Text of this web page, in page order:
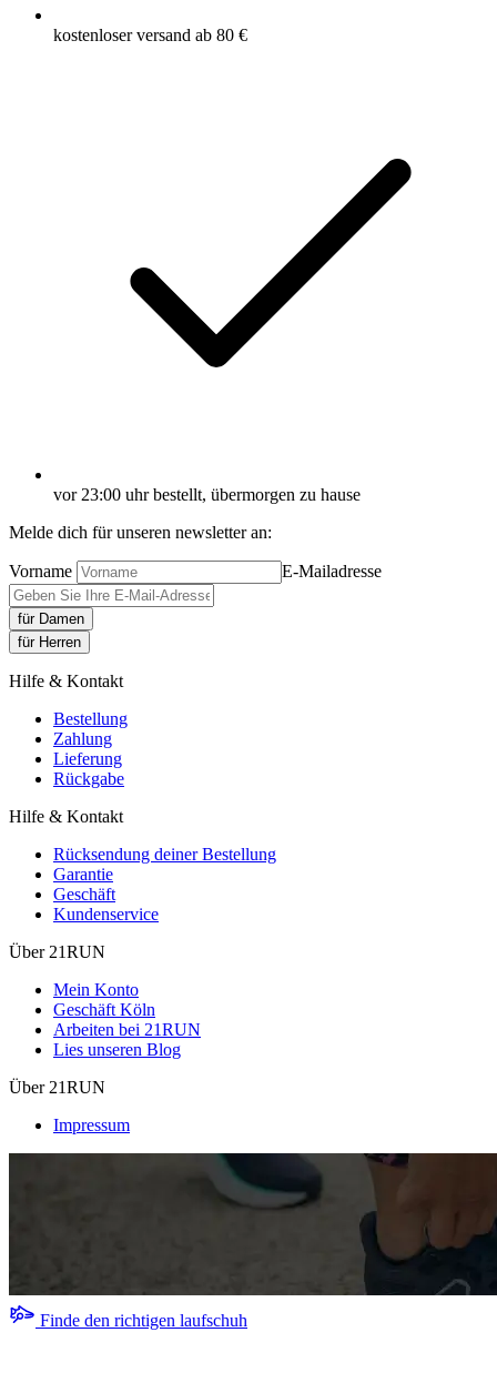
kostenloser versand ab 80 €
vor 23:00 uhr bestellt, übermorgen zu hause
Melde dich für unseren newsletter an:
Vorname E-Mailadresse
für Damen
für Herren
Hilfe & Kontakt
Bestellung
Zahlung
Lieferung
Rückgabe
Hilfe & Kontakt
Rücksendung deiner Bestellung
Garantie
Geschäft
Kundenservice
Über 21RUN
Mein Konto
Geschäft Köln
Arbeiten bei 21RUN
Lies unseren Blog
Über 21RUN
Impressum
Finde den richtigen laufschuh